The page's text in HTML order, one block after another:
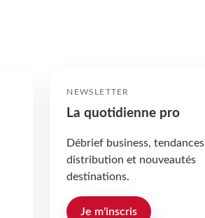
NEWSLETTER
La quotidienne pro
Débrief business, tendances
distribution et nouveautés
destinations.
Je m'inscris